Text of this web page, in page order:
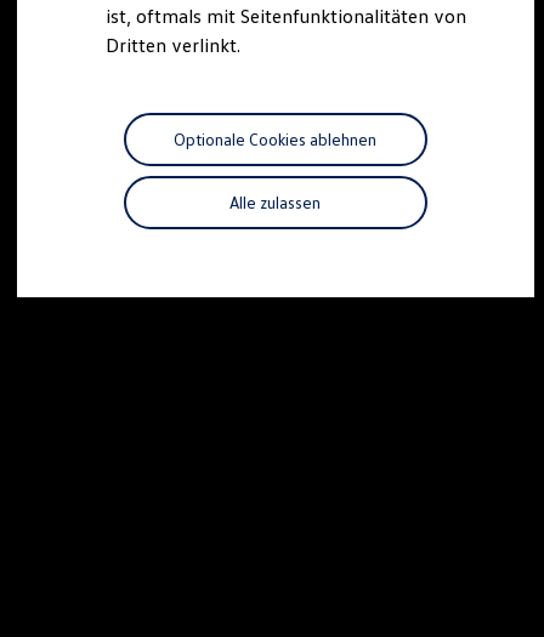
Software Updates
Service und Ersatzteile
Motorenöl und Flüssigkeiten
Räder und Reifen
Pannen- und Unfallhilfe
Economy Service
Volkswagen Teile
Zubehör
ist, oftmals mit Seitenfunktionalitäten von
Dritten verlinkt.
Alle zulassen
Optionale Cookies ablehnen